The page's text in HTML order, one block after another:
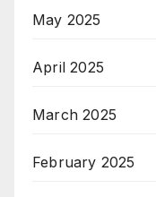
May 2025
April 2025
March 2025
February 2025